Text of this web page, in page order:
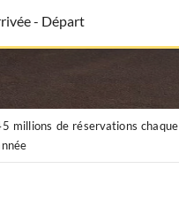
-Départ
millions de réservations chaque